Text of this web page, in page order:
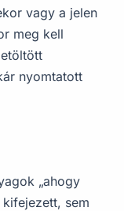
vagy a jelen
meg kell
nyomtatott
„ahogy
kifejezett, sem